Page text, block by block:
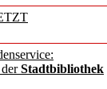
Stadtbibliothek
der